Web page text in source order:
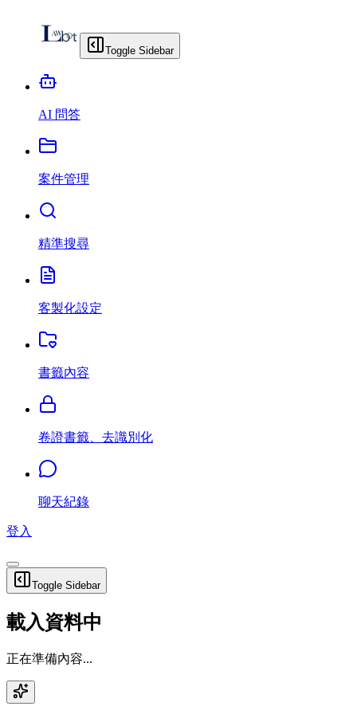
Toggle Sidebar
AI 問答
案件管理
精準搜尋
客製化設定
書籤內容
卷證書籤、去識別化
聊天紀錄
登入
Toggle Sidebar
載入資料中
正在準備內容...